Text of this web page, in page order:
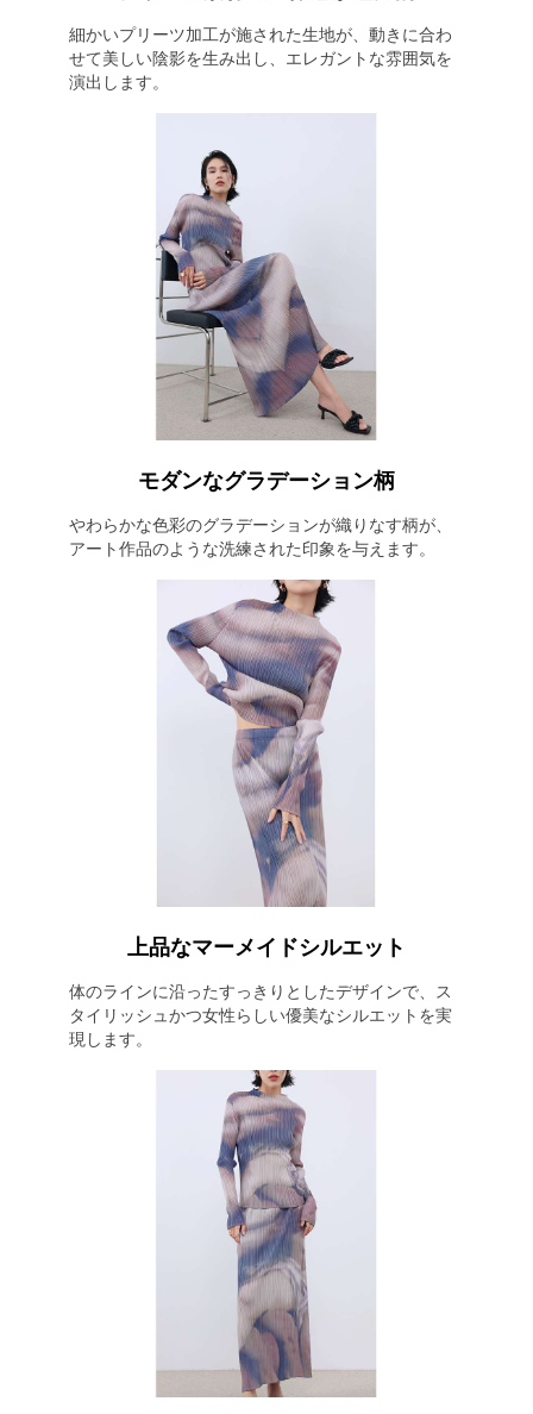
細かいプリーツ加工が施された生地が、動きに合わ
せて美しい陰影を生み出し、エレガントな雰囲気を
演出します。
モダンなグラデーション柄
やわらかな色彩のグラデーションが織りなす柄が、
アート作品のような洗練された印象を与えます。
上品なマーメイドシルエット
体のラインに沿ったすっきりとしたデザインで、ス
タイリッシュかつ女性らしい優美なシルエットを実
現します。